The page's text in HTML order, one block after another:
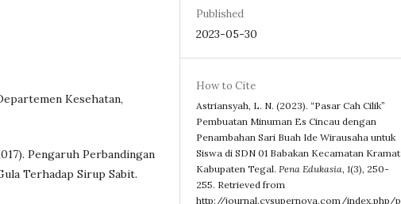
Kesehatan,
Pengaruh Perbandingan
Terhadap Sirup Sabit.
Published
2023-05-30
How to Cite
Astriansyah, L. N. (2023). “Pasar Cah Cilik”
Pembuatan Minuman Es Cincau dengan
Penambahan Sari Buah Ide Wirausaha untuk
Siswa di SDN 01 Babakan Kecamatan Kramat
Kabupaten Tegal. Pena Edukasia, 1(3), 250-
255. Retrieved from
http://journal.cvsupernova.com/index.php/p